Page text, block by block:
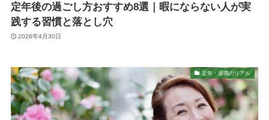
定年後の過ごし方おすすめ8選｜暇にならない人が実
践する習慣と落とし穴
2026年4月30日
定年・退職のリアル